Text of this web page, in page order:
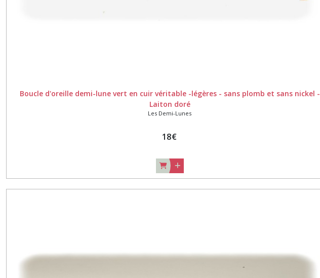
Boucle d'oreille demi-lune vert en cuir véritable -légères - sans plomb et sans nickel -
Laiton doré
Les Demi-Lunes
18€